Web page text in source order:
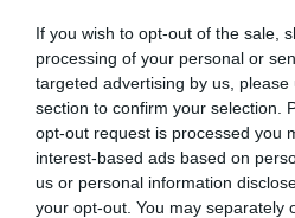
If you wish to opt-out of the sale,
processing of your personal or
targeted advertising by us,
section to confirm your selection.
opt-out request is processed you
interest-based ads based on
us or personal information
your opt-out. You may separately
jurídica ha
financiero de 6.600
Cristina Martín
ECONOMÍA
Seamos más
banco tiene la culpa
Eulogio López 08/08/26